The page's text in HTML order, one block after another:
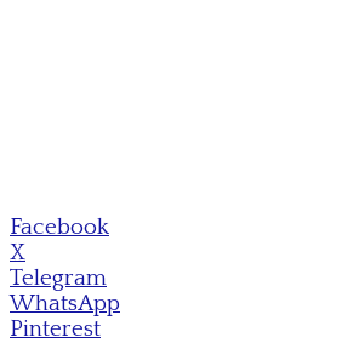
Facebook
X
Telegram
WhatsApp
Pinterest